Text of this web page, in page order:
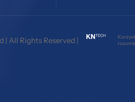
| All Rights Reserved |